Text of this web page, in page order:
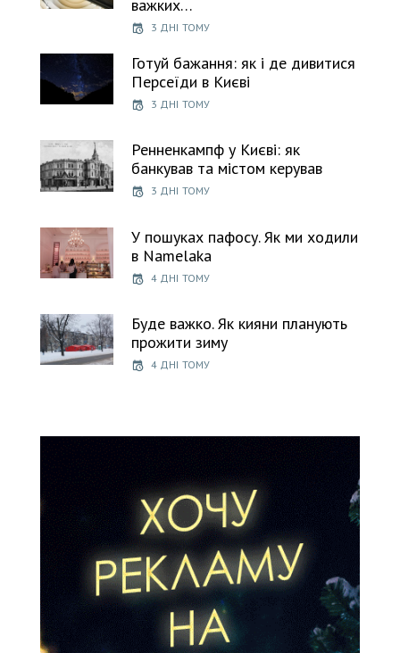
важких…
3 ДНІ ТОМУ
Готуй бажання: як і де дивитися
Персеїди в Києві
3 ДНІ ТОМУ
Ренненкампф у Києві: як
банкував та містом керував
3 ДНІ ТОМУ
У пошуках пафосу. Як ми ходили
в Namelaka
4 ДНІ ТОМУ
Буде важко. Як кияни планують
прожити зиму
4 ДНІ ТОМУ